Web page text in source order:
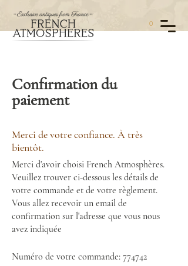
0
Confirmation du
paiement
Merci de votre confiance. À très
bientôt.
Merci d'avoir choisi French Atmosphères.
Veuillez trouver ci-dessous les détails de
votre commande et de votre règlement.
Vous allez recevoir un email de
confirmation sur l'adresse que vous nous
avez indiquée
Numéro de votre commande: 774742